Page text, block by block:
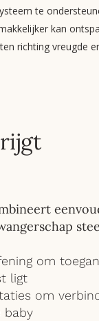
te
kan
richting vreugde
om
ligt
om
baby